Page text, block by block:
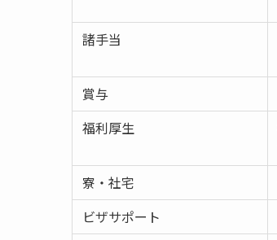
諸手当
賞与
福利厚生
寮・社宅
ビザサポート